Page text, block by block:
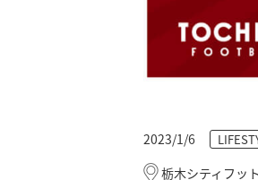
2023/1/6
栃木シティフッ